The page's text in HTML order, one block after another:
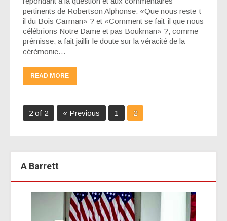
pertinents de Robertson Alphonse: «Que nous reste-t-
il du Bois Caïman» ? et «Comment se fait-il que nous
célébrions Notre Dame et pas Boukman» ?, comme
prémisse, a fait jaillir le doute sur la véracité de la
cérémonie…
READ MORE
2 of 2 « Previous 1 2
A Barrett